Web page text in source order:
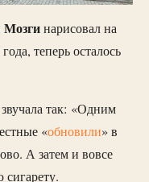
нарисовал на
теперь осталось
так: «Одним
«обновили» в
А затем и вовсе